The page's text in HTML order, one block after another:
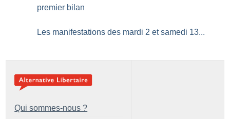
premier bilan
Les manifestations des mardi 2 et samedi 13...
Qui sommes-nous ?